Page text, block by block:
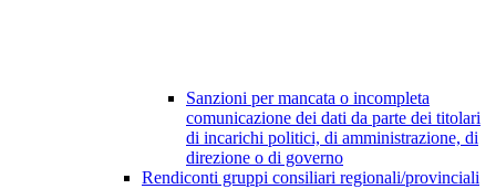
Sanzioni per mancata o incompleta
comunicazione dei dati da parte dei titolari
di incarichi politici, di amministrazione, di
direzione o di governo
Rendiconti gruppi consiliari regionali/provinciali